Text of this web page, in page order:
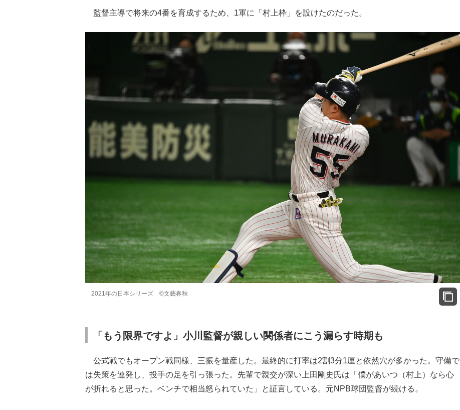
監督主導で将来の4番を育成するため、1軍に「村上枠」を設けたのだった。
2021年の日本シリーズ ©文藝春秋
「もう限界ですよ」小川監督が親しい関係者にこう漏らす時期も
公式戦でもオープン戦同様、三振を量産した。最終的に打率は2割3分1厘と依然穴が多かった。守備で
は失策を連発し、投手の足を引っ張った。先輩で親交が深い上田剛史氏は「僕があいつ（村上）なら心
が折れると思った。ベンチで相当怒られていた」と証言している。元NPB球団監督が続ける。